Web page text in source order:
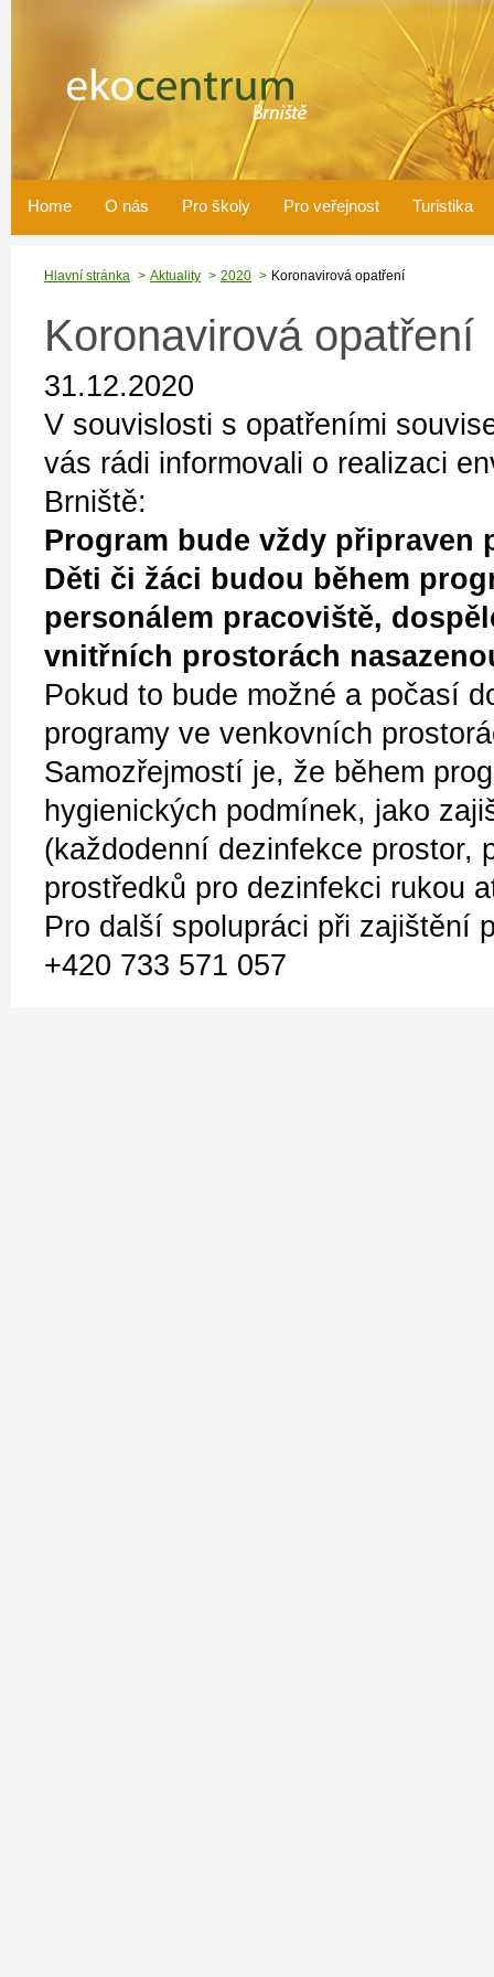
Home O nás Pro školy Pro veřejnost Turistika
Hlavní stránka Aktuality 2020 Koronavirová opatření
Koronavirová opatření
31.12.2020
V souvislosti s opatřeními
vás rádi informovali o realizaci
Brniště:
Program bude vždy připraven
Děti či žáci budou během
personálem pracoviště,
vnitřních prostorách
Pokud to bude možné a počasí
programy ve venkovních
Samozřejmostí je, že během
hygienických podmínek, jako
(každodenní dezinfekce prostor,
prostředků pro dezinfekci rukou
Pro další spolupráci při zajištění
+420 733 571 057